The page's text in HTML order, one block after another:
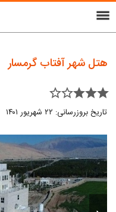
menu
هتل شهر آفتاب گرمسار
star_border star_border star star star
تاریخ بروزرسانی: ۲۲ شهریور ۱۴۰۱